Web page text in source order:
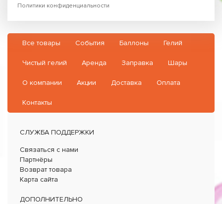
Политики конфиденциальности
Все товары События Баллоны Гелий
Чистый гелий Аренда Заправка Шары
О компании Акции Доставка Оплата
Контакты
СЛУЖБА ПОДДЕРЖКИ
Связаться с нами
Партнёры
Возврат товара
Карта сайта
ДОПОЛНИТЕЛЬНО